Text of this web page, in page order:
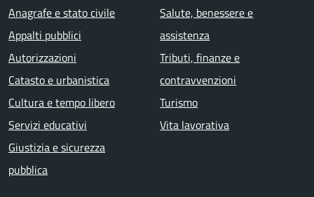
Anagrafe e stato civile
Appalti pubblici
Autorizzazioni
Catasto e urbanistica
Cultura e tempo libero
Servizi educativi
Giustizia e sicurezza
pubblica
Salute, benessere e
assistenza
Tributi, finanze e
contravvenzioni
Turismo
Vita lavorativa